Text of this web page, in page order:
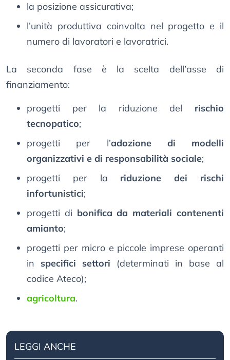
la posizione assicurativa;
l’unità produttiva coinvolta nel progetto e il
numero di lavoratori e lavoratrici.
La seconda fase è la scelta dell’asse di
finanziamento:
progetti per la riduzione del rischio
tecnopatico;
progetti per l’adozione di modelli
organizzativi e di responsabilità sociale;
progetti per la riduzione dei rischi
infortunistici;
progetti di bonifica da materiali contenenti
amianto;
progetti per micro e piccole imprese operanti
in specifici settori (determinati in base al
codice Ateco);
agricoltura.
LEGGI ANCHE